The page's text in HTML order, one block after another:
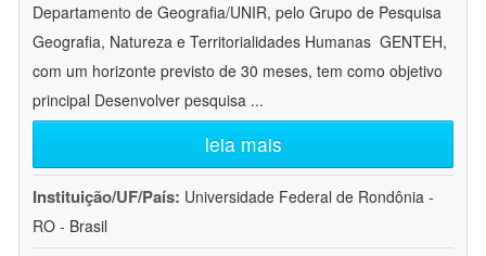
Departamento de Geografia/UNIR, pelo Grupo de Pesquisa
Geografia, Natureza e Territorialidades Humanas  GENTEH,
com um horizonte previsto de 30 meses, tem como objetivo
principal Desenvolver pesquisa ...
leia mais
Instituição/UF/País: Universidade Federal de Rondônia -
RO - Brasil